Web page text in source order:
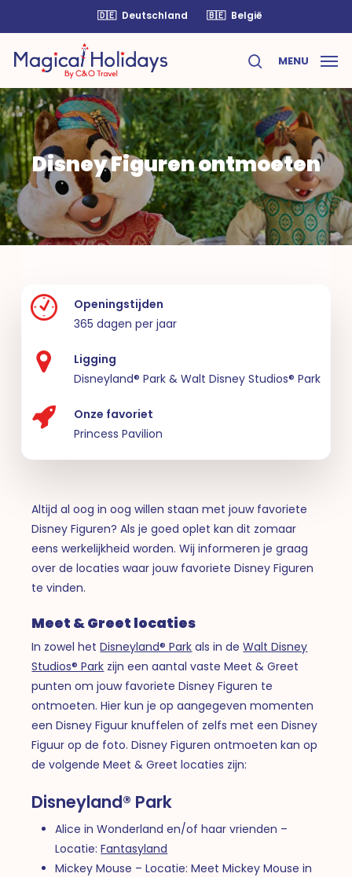
main
content
🇩🇪 Deutschland 🇧🇪 België
search
MENU
Disney Figuren ontmoeten
Openingstijden
365 dagen per jaar
Ligging
Disneyland® Park & Walt Disney Studios® Park
Onze favoriet
Princess Pavilion
Altijd al oog in oog willen staan met jouw favoriete
Disney Figuren? Als je goed oplet kan dit zomaar
eens werkelijkheid worden. Wij informeren je graag
over de locaties waar jouw favoriete Disney Figuren
te vinden.
Meet & Greet locaties
In zowel hetDisneyland® Park als in deWalt Disney
Studios® Park zijn een aantal vaste Meet & Greet
punten om jouw favoriete Disney Figuren te
ontmoeten. Hier kun je op aangegeven momenten
een Disney Figuur knuffelen of zelfs met een Disney
Figuur op de foto. Disney Figuren ontmoeten kan op
de volgende Meet & Greet locaties zijn:
Disneyland® Park
Alice in Wonderland en/of haar vrienden –
Locatie:Fantasyland
Mickey Mouse – Locatie: Meet Mickey Mouse in